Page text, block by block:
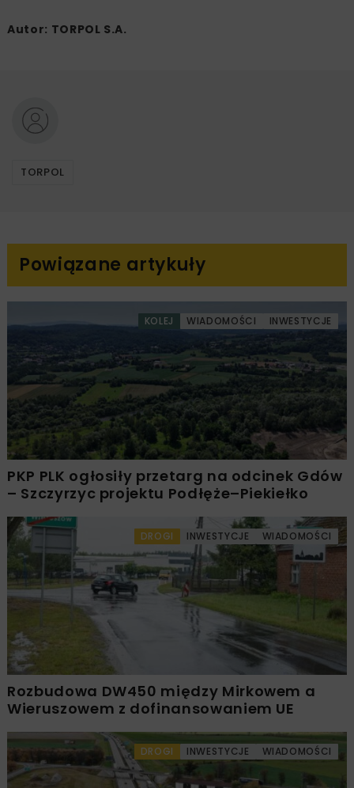
Autor: TORPOL S.A.
TORPOL
Powiązane artykuły
KOLEJ WIADOMOŚCI INWESTYCJE
PKP PLK ogłosiły przetarg na odcinek Gdów
– Szczyrzyc projektu Podłęże–Piekiełko
DROGI INWESTYCJE WIADOMOŚCI
Rozbudowa DW450 między Mirkowem a
Wieruszowem z dofinansowaniem UE
DROGI INWESTYCJE WIADOMOŚCI